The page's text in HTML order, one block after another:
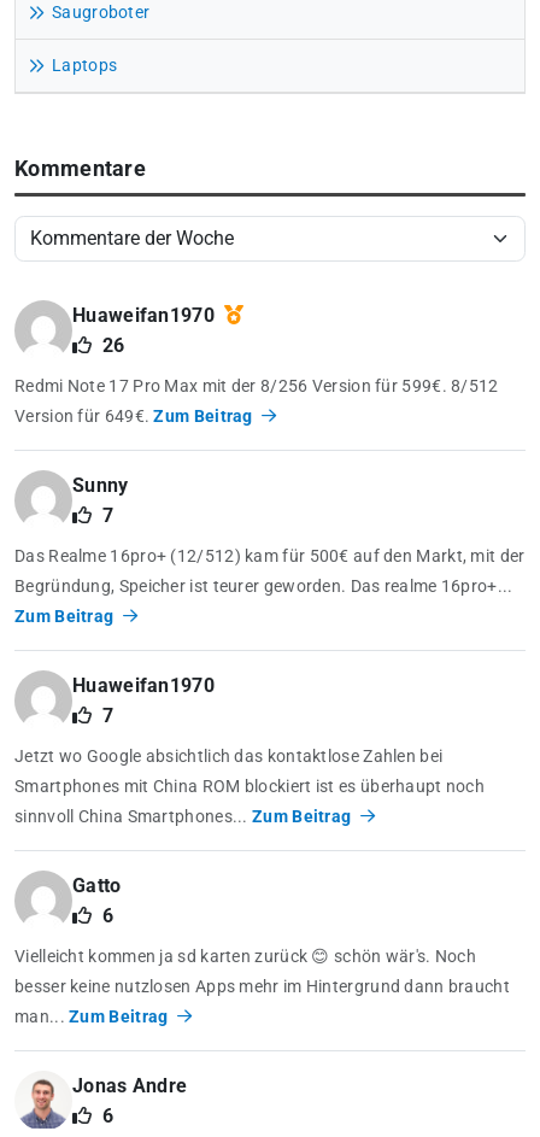
Saugroboter
Laptops
Kommentare
Huaweifan1970
26
Redmi Note 17 Pro Max mit der 8/256 Version für 599€. 8/512
Version für 649€.Zum Beitrag
Sunny
7
Das Realme 16pro+ (12/512) kam für 500€ auf den Markt, mit der
Begründung, Speicher ist teurer geworden. Das realme 16pro+...
Zum Beitrag
Huaweifan1970
7
Jetzt wo Google absichtlich das kontaktlose Zahlen bei
Smartphones mit China ROM blockiert ist es überhaupt noch
sinnvoll China Smartphones...Zum Beitrag
Gatto
6
Vielleicht kommen ja sd karten zurück 😊 schön wär's. Noch
besser keine nutzlosen Apps mehr im Hintergrund dann braucht
man...Zum Beitrag
Jonas Andre
6